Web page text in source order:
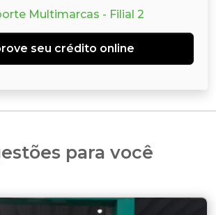
Multimarcas - Filial 2
seu crédito online
para você